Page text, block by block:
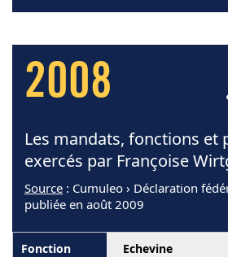
2008
Les mandats, fonctions et
exercés par Françoise
Source : Cumuleo › Déclaration
publiée en août 2009
Echevine